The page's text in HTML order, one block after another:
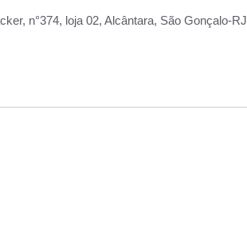
n°374, loja 02, Alcântara, São Gonçalo-RJ